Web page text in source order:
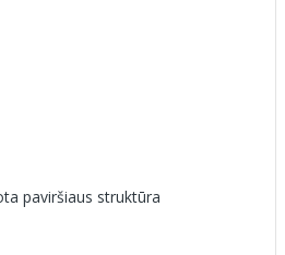
paviršiaus struktūra